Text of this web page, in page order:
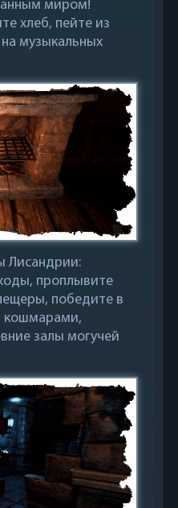
миром!
хлеб, пейте из
музыкальных
Лисандрии:
проплывите
победите в
кошмарами,
залы могучей